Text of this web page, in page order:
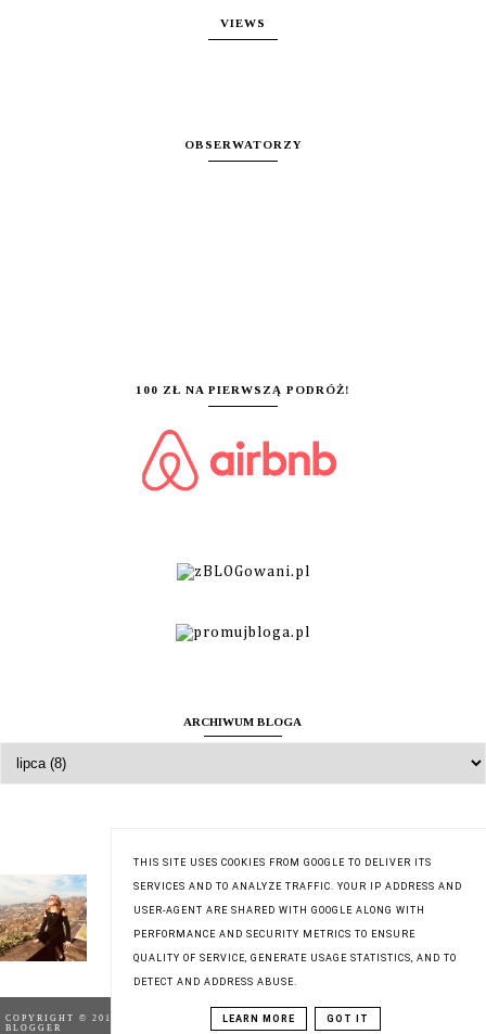
VIEWS
OBSERWATORZY
100 ZŁ NA PIERWSZĄ PODRÓŻ!
ARCHIWUM BLOGA
Zuzanna
Wyświetl mój pełny profil
COPYRIGHT © 2018 TESTACJA | BLOG TESTERSKI
BLOGGER
THIS SITE USES COOKIES FROM GOOGLE TO DELIVER ITS
SERVICES AND TO ANALYZE TRAFFIC. YOUR IP ADDRESS AND
USER-AGENT ARE SHARED WITH GOOGLE ALONG WITH
PERFORMANCE AND SECURITY METRICS TO ENSURE
QUALITY OF SERVICE, GENERATE USAGE STATISTICS, AND TO
DETECT AND ADDRESS ABUSE.
LEARN MORE GOT IT